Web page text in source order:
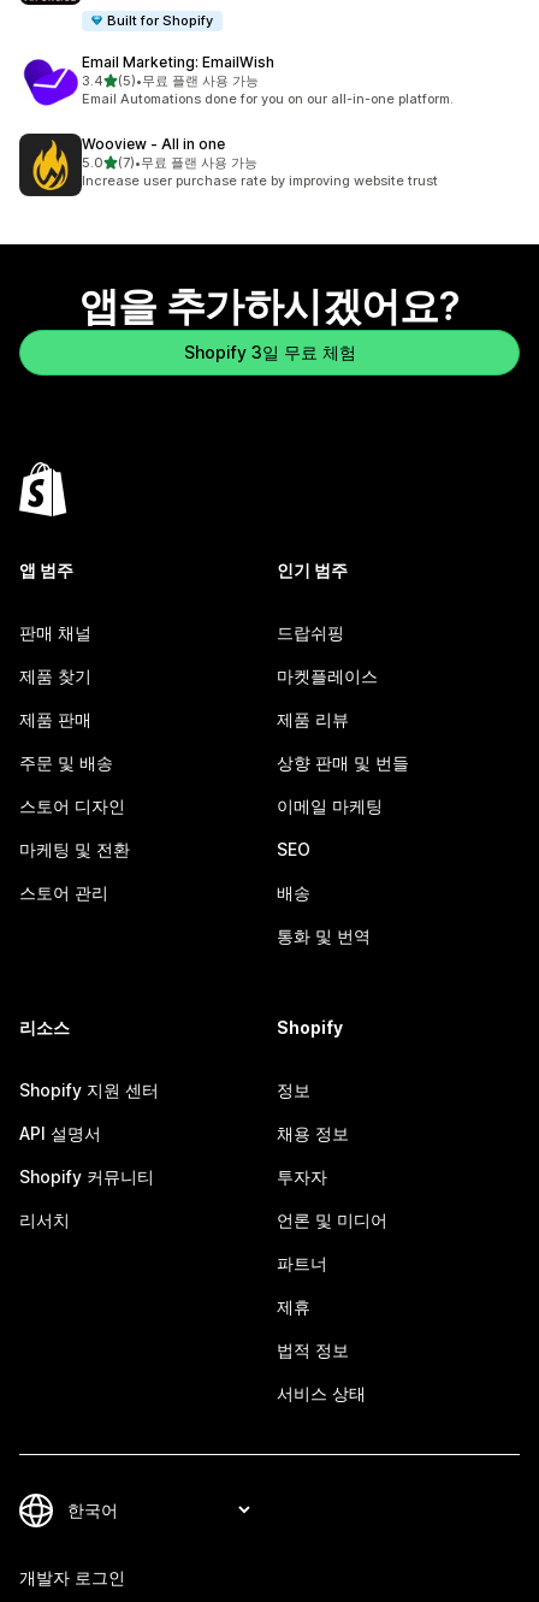
Built for Shopify
Email Marketing: EmailWish
3.4별 5개 중
(5)
총 리뷰 5개
•무료 플랜 사용 가능
Email Automations done for you on our all-in-one platform.
Wooview ‑ All in one
5.0별 5개 중
(7)
총 리뷰 7개
•무료 플랜 사용 가능
Increase user purchase rate by improving website trust
앱을 추가하시겠어요?
Shopify 3일 무료 체험
앱 범주
판매 채널
제품 찾기
제품 판매
주문 및 배송
스토어 디자인
마케팅 및 전환
스토어 관리
인기 범주
드랍쉬핑
마켓플레이스
제품 리뷰
상향 판매 및 번들
이메일 마케팅
SEO
배송
통화 및 번역
리소스
Shopify 지원 센터
API 설명서
Shopify 커뮤니티
리서치
Shopify
정보
채용 정보
투자자
언론 및 미디어
파트너
제휴
법적 정보
서비스 상태
개발자 로그인